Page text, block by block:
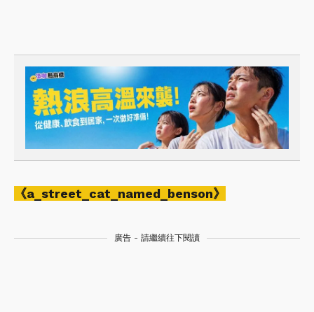
《a_street_cat_named_benson》
廣告 - 請繼續往下閱讀